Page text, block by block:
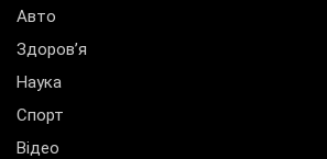
Авто
Здоров’я
Наука
Спорт
Відео